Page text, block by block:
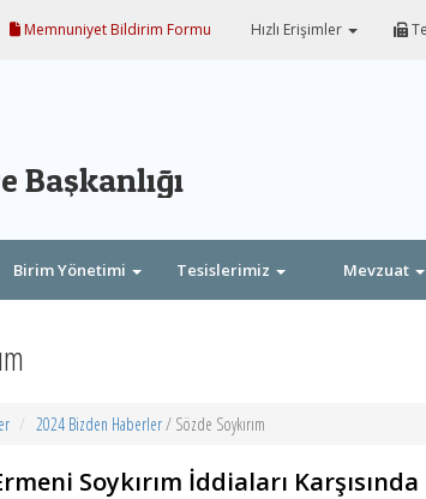
Memnuniyet Bildirim Formu Hızlı Erişimler
Başkanlığı
Birim Yönetimi Tesislerimiz Mevzuat
2024 Bizden Haberler/ Sözde Soykırım
Soykırım İddiaları